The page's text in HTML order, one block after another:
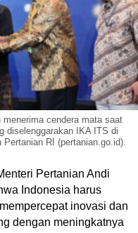
cendera mata saat
diselenggarakan IKA ITS di
RI (pertanian.go.id).
PertanianAndi
Indonesia harus
inovasi dan
dengan meningkatnya